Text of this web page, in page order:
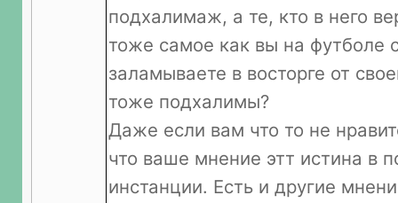
подхалимаж, а те, кто в него
тоже самое как вы на футболе
заламываете в восторге от
тоже подхалимы?
Даже если вам что то не
что ваше мнение этт истина в
инстанции. Есть и другие